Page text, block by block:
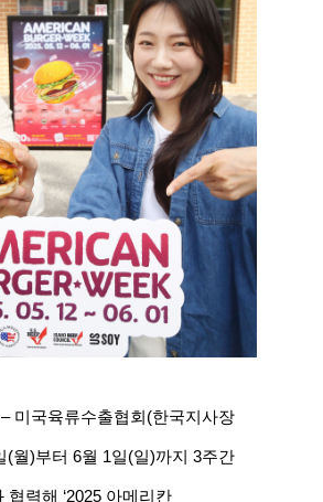
– 미국육류수출협회(한국지사장
(월)부터 6월 1일(일)까지 3주간
협력해 ‘2025 아메리칸